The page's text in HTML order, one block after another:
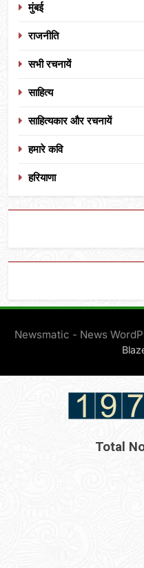
मुंबई
राजनीति
सभी रचनायें
साहित्य
साहित्यकार और रचनायें
हमारे कवि
हरियाणा
Newsmatic - News
Total